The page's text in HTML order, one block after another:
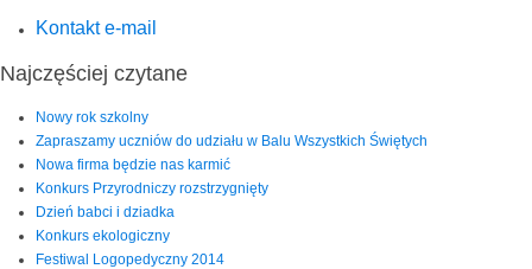
Kontakt e-mail
Najczęściej czytane
Nowy rok szkolny
Zapraszamy uczniów do udziału w Balu Wszystkich Świętych
Nowa firma będzie nas karmić
Konkurs Przyrodniczy rozstrzygnięty
Dzień babci i dziadka
Konkurs ekologiczny
Festiwal Logopedyczny 2014